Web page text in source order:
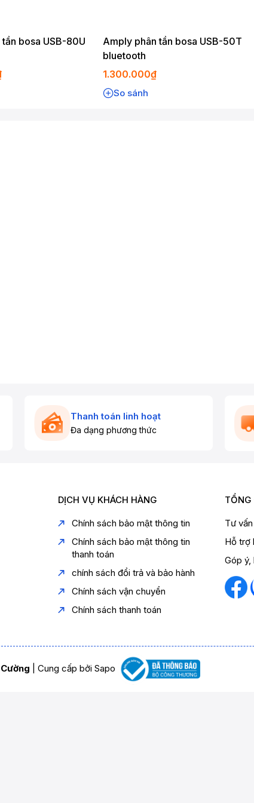
bosa USB-80U
Amply phân tần bosa USB-50T
bluetooth
1.300.000₫
So sánh
Thanh toán linh hoạt
Đa dạng phương thức
DỊCH VỤ KHÁCH HÀNG
Chính sách bảo mật thông tin
Chính sách bảo mật thông tin
thanh toán
chính sách đổi trả và bảo hành
Chính sách vận chuyển
Chính sách thanh toán
TỔNG
Tư
Hỗ trợ
Góp ý,
Cung cấp bởi Sapo